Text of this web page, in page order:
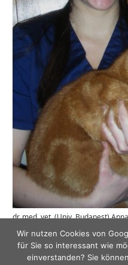
dr. med. vet. (Univ. Budapest)
Veröffentlicht
am
2. März 2017 824 ×
Wir nutzen Cookies von
für Sie so interessant wie
einverstanden? Sie